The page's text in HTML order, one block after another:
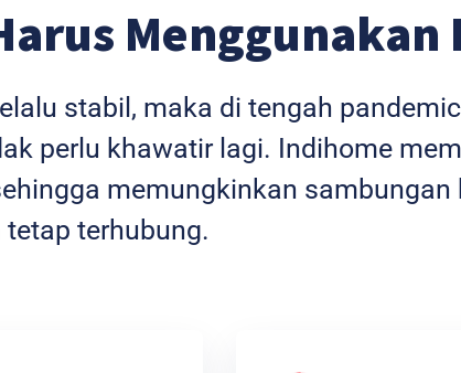
Menggunakan
stabil, maka di tengah
perlu khawatir lagi. Indihome
memungkinkan
terhubung.